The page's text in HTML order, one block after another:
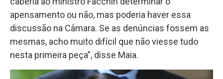
apensamento ou não, mas poderia haver essa
discussão na Câmara. Se as denúncias fossem as
mesmas, acho muito difícil que não viesse tudo
nesta primeira peça”, disse Maia.